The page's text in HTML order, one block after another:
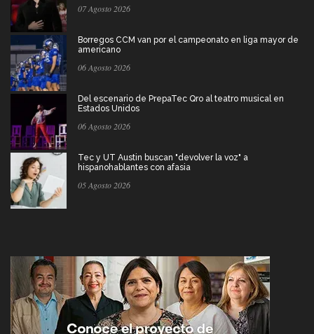
07 Agosto 2026
Borregos CCM van por el campeonato en liga mayor de
americano
06 Agosto 2026
Del escenario de PrepaTec Qro al teatro musical en
Estados Unidos
06 Agosto 2026
Tec y UT Austin buscan "devolver la voz" a
hispanohablantes con afasia
05 Agosto 2026